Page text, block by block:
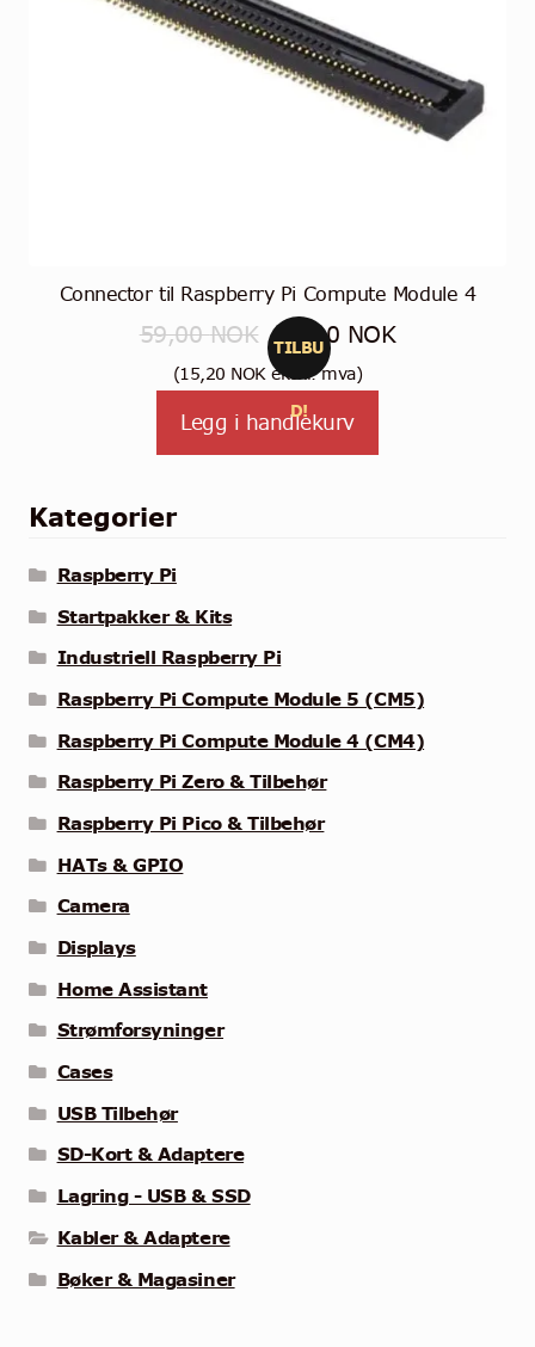
Connector til Raspberry Pi Compute Module 4
TILBU
D!
59,00NOK Opprinnelig
pris
var:
19,00 NOKNåværende
(15,20 NOKekskl. mva)
Legg i handlekurv
Kategorier
Raspberry Pi
Startpakker & Kits
Industriell Raspberry Pi
Raspberry Pi Compute Module 5 (CM5)
Raspberry Pi Compute Module 4 (CM4)
Raspberry Pi Zero & Tilbehør
Raspberry Pi Pico & Tilbehør
HATs & GPIO
Camera
Displays
Home Assistant
Strømforsyninger
Cases
USB Tilbehør
SD-Kort & Adaptere
Lagring - USB & SSD
Kabler & Adaptere
Bøker & Magasiner